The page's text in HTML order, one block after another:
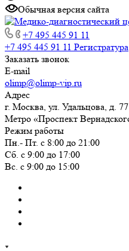
Обычная версия сайта
+7 495 445 91 11
+7 495 445 91 11 Регистратура
Заказать звонок
E-mail
olimp@olimp-vip.ru
Адрес
г. Москва, ул. Удальцова, д. 77
Метро «Проспект
Режим работы
Пн.- Пт. с 8:00 до 21:00
Сб. с 9:00 до 17:00
Вс. с 9:00 до 15:00